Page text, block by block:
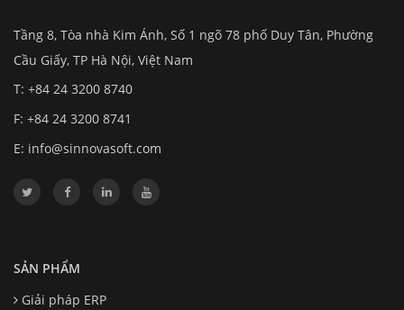
Tầng 8, Tòa nhà Kim Ánh, Số 1 ngõ 78 phố Duy Tân, Phường
Cầu Giấy, TP Hà Nội, Việt Nam
T: +84 24 3200 8740
F: +84 24 3200 8741
E: info@sinnovasoft.com
SẢN PHẨM
Giải pháp ERP